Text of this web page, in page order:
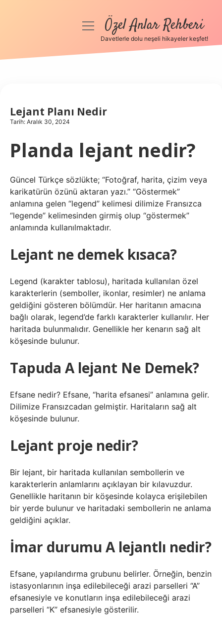
Anasayfa
Hakkımızda
menüyüÖzel Anlar Rehberi
Davetlerle dolu neşeli hikayeler keşfet!
Lejant Planı Nedir
Tarih: Aralık 30, 2024
Planda lejant nedir?
Güncel Türkçe sözlükte; “Fotoğraf, harita, çizim veya
karikatürün özünü aktaran yazı.” “Göstermek”
anlamına gelen “legend” kelimesi dilimize Fransızca
“legende” kelimesinden girmiş olup “göstermek”
anlamında kullanılmaktadır.
Lejant ne demek kısaca?
Legend (karakter tablosu), haritada kullanılan özel
karakterlerin (semboller, ikonlar, resimler) ne anlama
geldiğini gösteren bölümdür. Her haritanın amacına
bağlı olarak, legend’de farklı karakterler kullanılır. Her
haritada bulunmalıdır. Genellikle her kenarın sağ alt
köşesinde bulunur.
Tapuda A lejant Ne Demek?
Efsane nedir? Efsane, “harita efsanesi” anlamına gelir.
Dilimize Fransızcadan gelmiştir. Haritaların sağ alt
köşesinde bulunur.
Lejant proje nedir?
Bir lejant, bir haritada kullanılan sembollerin ve
karakterlerin anlamlarını açıklayan bir kılavuzdur.
Genellikle haritanın bir köşesinde kolayca erişilebilen
bir yerde bulunur ve haritadaki sembollerin ne anlama
geldiğini açıklar.
İmar durumu A lejantlı nedir?
Efsane, yapılandırma grubunu belirler. Örneğin, benzin
istasyonlarının inşa edilebileceği arazi parselleri “A”
efsanesiyle ve konutların inşa edilebileceği arazi
parselleri “K” efsanesiyle gösterilir.